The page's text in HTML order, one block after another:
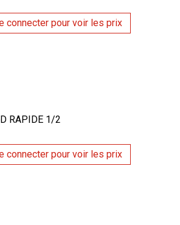
connecter pour voir les prix
RAPIDE 1/2
connecter pour voir les prix